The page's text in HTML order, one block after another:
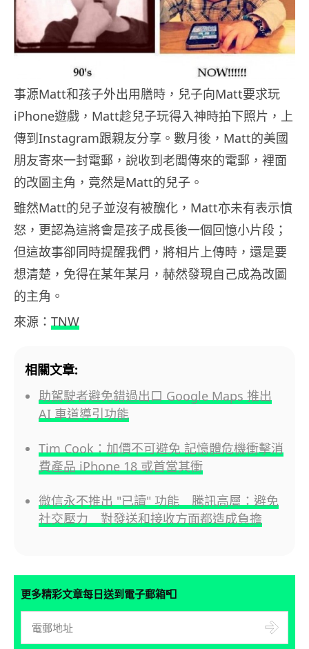
事源Matt和孩子外出用膳時，兒子向Matt要求玩
iPhone遊戲，Matt趁兒子玩得入神時拍下照片，上
傳到Instagram跟親友分享。數月後，Matt的美國
朋友寄來一封電郵，說收到老闆傳來的電郵，裡面
的改圖主角，竟然是Matt的兒子。
雖然Matt的兒子並沒有被醜化，Matt亦未有表示憤
怒，更認為這將會是孩子成長後一個回憶小片段；
但這故事卻同時提醒我們，將相片上傳時，還是要
想清楚，免得在某年某月，赫然發現自己成為改圖
的主角。
來源： TNW
相關文章:
助駕駛者避免錯過出口 Google Maps 推出
AI 車道導引功能
Tim Cook：加價不可避免 記憶體危機衝擊消
費產品 iPhone 18 或首當其衝
微信永不推出 "已讀" 功能 騰訊高層：避免
社交壓力 對發送和接收方面都造成負擔
更多精彩文章每日送到電子郵箱📮